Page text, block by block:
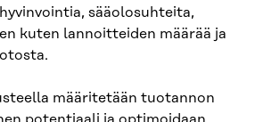
sääolosuhteita,
kuten lannoitteiden määrää ja
määritetään tuotannon